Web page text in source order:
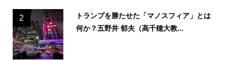
2
トランプを勝たせた「マノスフィア」とは
何か？五野井 郁夫（高千穂大教...